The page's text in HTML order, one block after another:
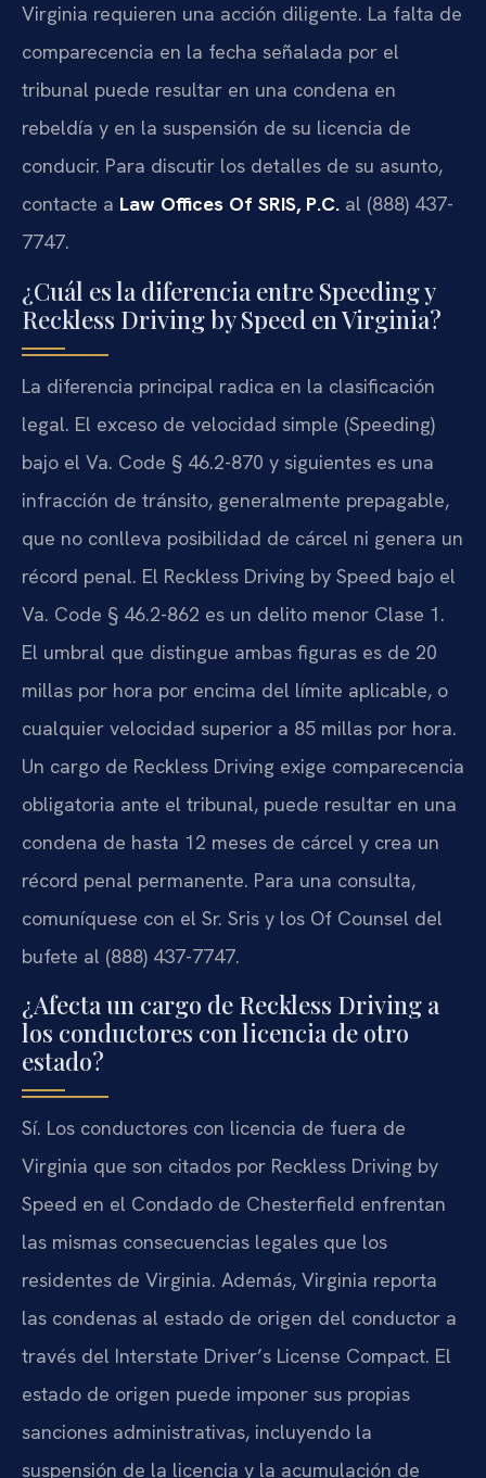
Virginia requieren una acción diligente. La falta de
comparecencia en la fecha señalada por el
tribunal puede resultar en una condena en
rebeldía y en la suspensión de su licencia de
conducir. Para discutir los detalles de su asunto,
contacte a Law Offices Of SRIS, P.C. al (888) 437-
7747.
¿Cuál es la diferencia entre Speeding y
Reckless Driving by Speed en Virginia?
La diferencia principal radica en la clasificación
legal. El exceso de velocidad simple (Speeding)
bajo el Va. Code § 46.2-870 y siguientes es una
infracción de tránsito, generalmente prepagable,
que no conlleva posibilidad de cárcel ni genera un
récord penal. El Reckless Driving by Speed bajo el
Va. Code § 46.2-862 es un delito menor Clase 1.
El umbral que distingue ambas figuras es de 20
millas por hora por encima del límite aplicable, o
cualquier velocidad superior a 85 millas por hora.
Un cargo de Reckless Driving exige comparecencia
obligatoria ante el tribunal, puede resultar en una
condena de hasta 12 meses de cárcel y crea un
récord penal permanente. Para una consulta,
comuníquese con el Sr. Sris y los Of Counsel del
bufete al (888) 437-7747.
¿Afecta un cargo de Reckless Driving a
los conductores con licencia de otro
estado?
Sí. Los conductores con licencia de fuera de
Virginia que son citados por Reckless Driving by
Speed en el Condado de Chesterfield enfrentan
las mismas consecuencias legales que los
residentes de Virginia. Además, Virginia reporta
las condenas al estado de origen del conductor a
través del Interstate Driver’s License Compact. El
estado de origen puede imponer sus propias
sanciones administrativas, incluyendo la
suspensión de la licencia y la acumulación de